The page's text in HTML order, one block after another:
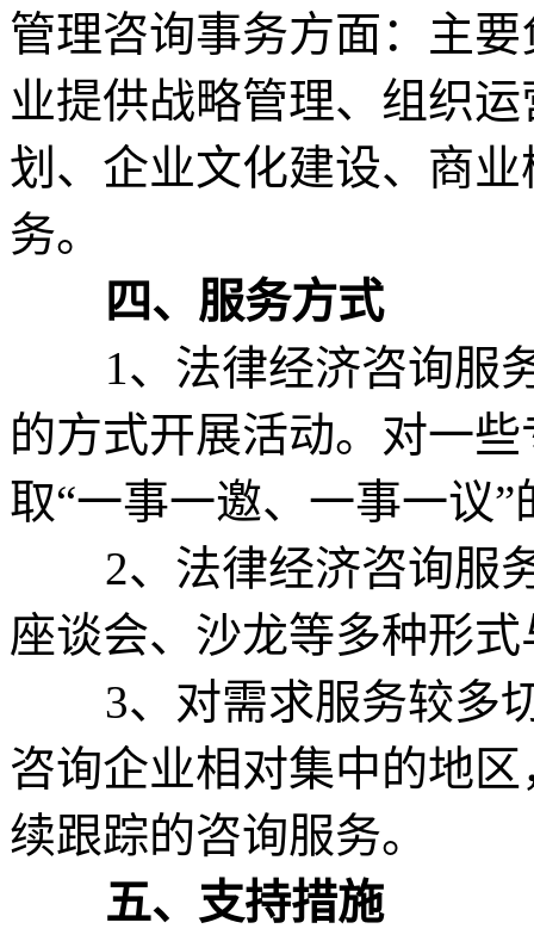
管理咨询事务方面：主
业提供战略管理、组织
划、企业文化建设、商
务。
四、服务方式
1、法律经济咨询服务
的方式开展活动。对一
取“一事一邀、一事一议
2、法律经济咨询服务
座谈会、沙龙等多种形
3、对需求服务较多切
咨询企业相对集中的地
续跟踪的咨询服务。
五、支持措施